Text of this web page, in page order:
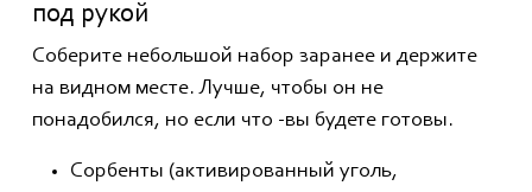
под рукой
Соберите небольшой набор заранее и держите
на видном месте. Лучше, чтобы он не
понадобился, но если что -вы будете готовы.
Сорбенты (активированный уголь,